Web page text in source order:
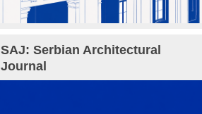
SAJ: Serbian Architectural
Journal